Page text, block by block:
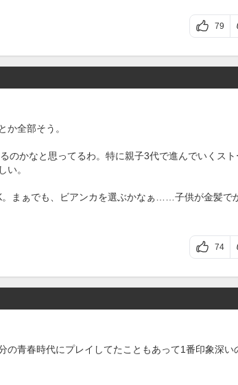
79
か全部そう。
のかなと思ってるわ。特に親子3代で進んでいくス
い。
まぁでも、ビアンカを選ぶかなぁ……子供が金髪で
74
の青春時代にプレイしてたこともあって1番印象深い